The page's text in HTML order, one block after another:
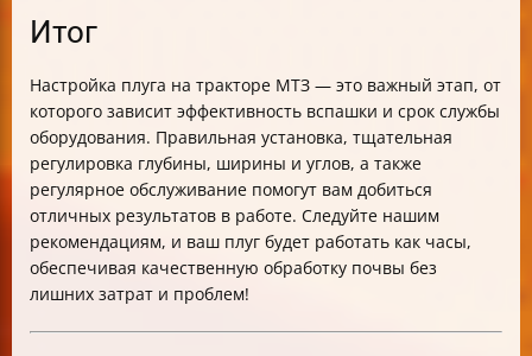
Итог
Настройка плуга на тракторе МТЗ — это важный этап, от
которого зависит эффективность вспашки и срок службы
оборудования. Правильная установка, тщательная
регулировка глубины, ширины и углов, а также
регулярное обслуживание помогут вам добиться
отличных результатов в работе. Следуйте нашим
рекомендациям, и ваш плуг будет работать как часы,
обеспечивая качественную обработку почвы без
лишних затрат и проблем!